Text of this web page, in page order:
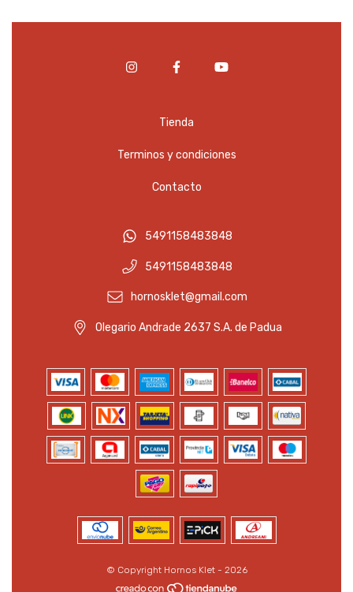
Tienda
Terminos y condiciones
Contacto
5491158483848
5491158483848
hornosklet@gmail.com
Olegario Andrade 2637 S.A. de Padua
© Copyright Hornos Klet - 2026